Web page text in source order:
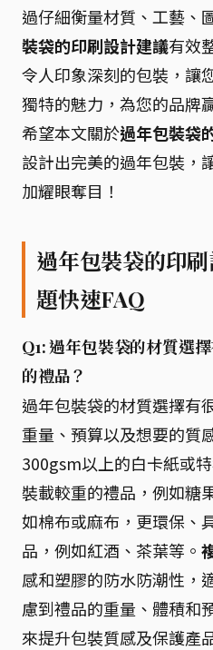
過仔細衡量材質、工藝、
裝袋的印刷設計建議有效
令人印象深刻的包裝，讓
獨特的魅力，為您的品牌
希望本文關於過年包裝袋
設計出完美的過年包裝，
加耀眼奪目！
過年包裝袋的印
題快速FAQ
Q1: 過年包裝袋的材質選
的禮品？
過年包裝袋的材質選擇有
重量、預算以及想要的質
300gsm以上的白卡紙或
裝載較重的禮品，例如糖
如棉布或麻布，更環保、
品，例如紅酒、茶葉等。
感和塑膠的防水防潮性，
慮到禮品的重量、體積和
來提升包裝質感及保護產